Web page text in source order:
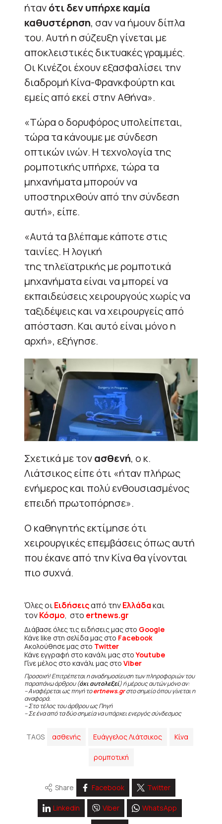
ήτανότι δεν υπήρχε καμία
καθυστέρηση, σαν να ήμουν δίπλα
του. Αυτή η σύζευξη γίνεται με
αποκλειστικές δικτυακές γραμμές.
Οι Κινέζοι έχουν εξασφαλίσει την
διαδρομή Κίνα-Φρανκφούρτη και
εμείς από εκεί στην Αθήνα».
«Tώρα ο δορυφόρος υπολείπεται,
τώρα τα κάνουμε με σύνδεση
οπτικών ινών. Η τεχνολογία της
ρομποτικής υπήρχε, τώρα τα
μηχανήματα μπορούν να
υποστηριχθούν από την σύνδεση
αυτή», είπε.
«Αυτά τα βλέπαμε κάποτε στις
ταινίες. Η λογική
της τηλεϊατρικής με ρομποτικά
μηχανήματα είναι να μπορεί να
εκπαιδεύσεις χειρουργούς χωρίς να
ταξιδέψεις και να χειρουργείς από
απόσταση. Και αυτό είναι μόνο η
αρχή», εξήγησε.
Σχετικά με τονασθενή, ο κ.
Λιάτσικος είπε ότι «ήταν πλήρως
ενήμερος και πολύ ενθουσιασμένος
επειδή πρωτοπόρησε».
Ο καθηγητής εκτίμησε ότι
χειρουργικές επεμβάσεις όπως αυτή
που έκανε από την Κίνα θα γίνονται
πιο συχνά.
Όλες οιΕιδήσειςαπό τηνΕλλάδακαι
τονΚόσμο, στο ertnews.gr
Διάβασε όλες τις ειδήσεις μας στο Google
Κάνε like στη σελίδα μας στο Facebook
Ακολούθησε μας στο Twitter
Κάνε εγγραφή στο κανάλι μας στοYoutube
Γίνε μέλος στο κανάλι μας στο Viber
Προσοχή! Επιτρέπεται η αναδημοσίευση των πληροφοριών του
παραπάνω άρθρου (όχι αυτολεξεί) ή μέρους αυτών μόνο αν:
– Αναφέρεται ως πηγή τοertnews.grστο σημείο όπου γίνεται η
αναφορά.
– Στο τέλος του άρθρου ως Πηγή
– Σε ένα από τα δύο σημεία να υπάρχει ενεργός σύνδεσμος
TAGS ασθενής Ευάγγελος Λιάτσικος Κίνα
ρομποτική
Share Facebook Twitter
Linkedin Viber WhatsApp